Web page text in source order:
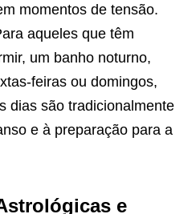
momentos de tensão.
aqueles que têm
um banho noturno,
feiras ou domingos,
dias são tradicionalmente
e à preparação para a
e